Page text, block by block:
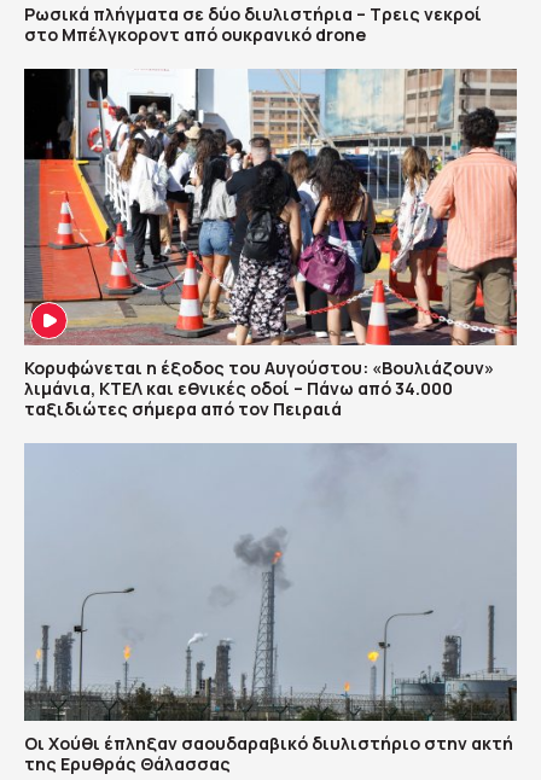
Ρωσικά πλήγματα σε δύο διυλιστήρια – Τρεις νεκροί
στο Μπέλγκοροντ από ουκρανικό drone
Κορυφώνεται η έξοδος του Αυγούστου: «Βουλιάζουν»
λιμάνια, ΚΤΕΛ και εθνικές οδοί – Πάνω από 34.000
ταξιδιώτες σήμερα από τον Πειραιά
Οι Χούθι έπληξαν σαουδαραβικό διυλιστήριο στην ακτή
της Ερυθράς Θάλασσας